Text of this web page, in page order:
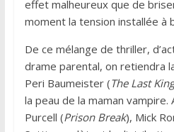
effet malheureux que de
moment la tension installée à
De ce mélange de thriller,
drame parental, on retiendra
Peri Baumeister (The Last
la peau de la maman vampire.
Purcell (Prison Break), Mick